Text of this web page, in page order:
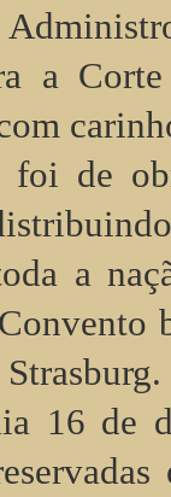
a
foi de
a
16 de